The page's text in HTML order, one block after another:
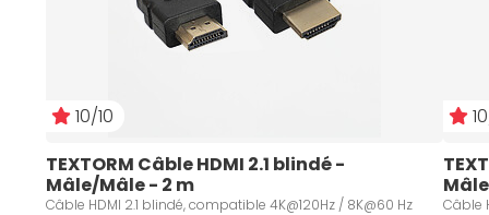
10/10
TEXTORM Câble HDMI 2.1 blindé -
Mâle/Mâle - 2 m
Câble HDMI 2.1 blindé, compatible 4K@120Hz / 8K@60 Hz Câble